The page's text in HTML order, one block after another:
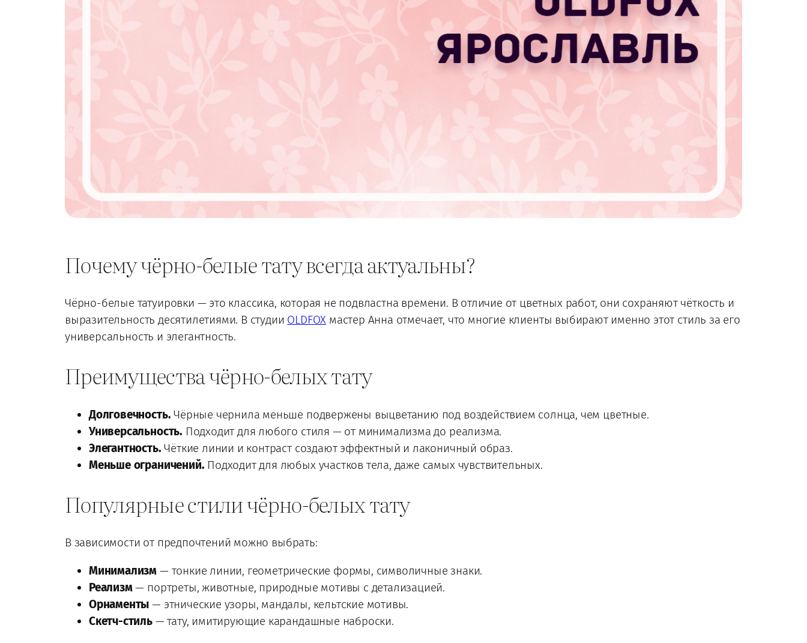
Почему чёрно-белые тату всегда актуальны?
Чёрно-белые татуировки — это классика, которая не подвластна времени. В отличие от цветных работ, они сохраняют чёткость и
выразительность десятилетиями. В студии OLDFOX мастер Анна отмечает, что многие клиенты выбирают именно этот стиль за его
универсальность и элегантность.
Преимущества чёрно-белых тату
Долговечность. Чёрные чернила меньше подвержены выцветанию под воздействием солнца, чем цветные.
Универсальность. Подходит для любого стиля — от минимализма до реализма.
Элегантность. Чёткие линии и контраст создают эффектный и лаконичный образ.
Меньше ограничений. Подходит для любых участков тела, даже самых чувствительных.
Популярные стили чёрно-белых тату
В зависимости от предпочтений можно выбрать:
Минимализм — тонкие линии, геометрические формы, символичные знаки.
Реализм— портреты, животные, природные мотивы с детализацией.
Орнаменты — этнические узоры, мандалы, кельтские мотивы.
Скетч-стиль— тату, имитирующие карандашные наброски.